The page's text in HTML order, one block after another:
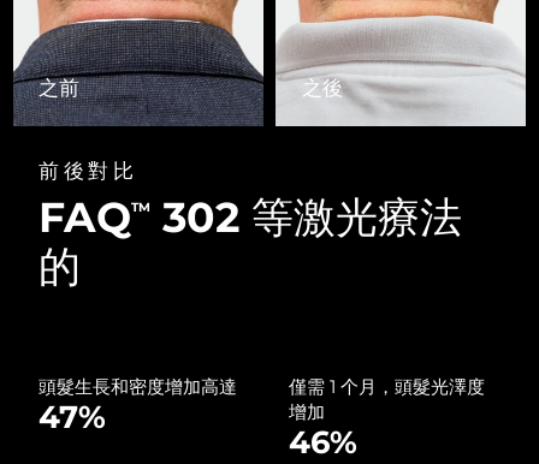
之前 之後
前後對比
FAQTM
302 等激光療法
的
頭髮生長和密度增加高達
47%
僅需 1 个月，頭髮光澤度
增加
46%
全部購買
FOREO APP
關於我們
日本 預計送達日期 8/12/26
澤西島 預計送達日期
哈薩克
科威特 預計送達日期8/9/26
拉脫維亞
立陶宛 預計送達日期8/9/26
預計送達日期